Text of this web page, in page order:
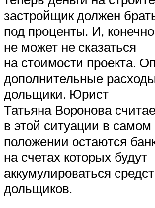
застройщик должен
под проценты. И,
не может не сказаться
на стоимости проекта.
дополнительные
дольщики. Юрист
Татьяна Воронова
в этой ситуации в
положении остаются
на счетах которых будут
аккумулироваться
дольщиков.